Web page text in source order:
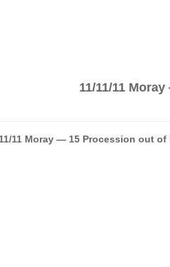
11/11/11
11 Moray — 15 Procession out of